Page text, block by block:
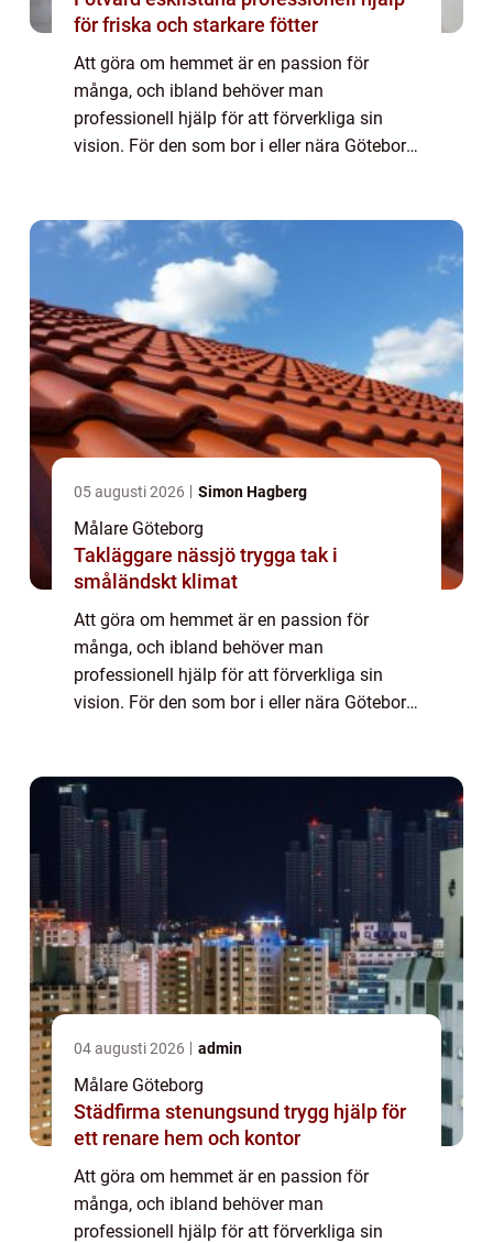
för friska och starkare fötter
Att göra om hemmet är en passion för
många, och ibland behöver man
professionell hjälp för att förverkliga sin
vision. För den som bor i eller nära Göteborg
05 augusti 2026 Simon Hagberg
Målare Göteborg
Takläggare nässjö trygga tak i
småländskt klimat
Att göra om hemmet är en passion för
många, och ibland behöver man
professionell hjälp för att förverkliga sin
vision. För den som bor i eller nära Göteborg
04 augusti 2026 admin
Målare Göteborg
Städfirma stenungsund trygg hjälp för
ett renare hem och kontor
Att göra om hemmet är en passion för
många, och ibland behöver man
professionell hjälp för att förverkliga sin